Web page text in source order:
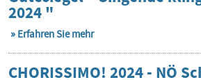
2024 "
Erfahren Sie mehr
CHORISSIMO! 2024 - NÖ